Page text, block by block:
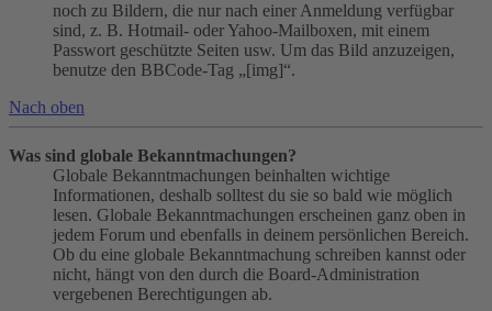
noch zu Bildern, die nur nach einer Anmeldung verfügbar
sind, z. B. Hotmail- oder Yahoo-Mailboxen, mit einem
Passwort geschützte Seiten usw. Um das Bild anzuzeigen,
benutze den BBCode-Tag „[img]“.
Nach oben
Was sind globale Bekanntmachungen?
Globale Bekanntmachungen beinhalten wichtige
Informationen, deshalb solltest du sie so bald wie möglich
lesen. Globale Bekanntmachungen erscheinen ganz oben in
jedem Forum und ebenfalls in deinem persönlichen Bereich.
Ob du eine globale Bekanntmachung schreiben kannst oder
nicht, hängt von den durch die Board-Administration
vergebenen Berechtigungen ab.